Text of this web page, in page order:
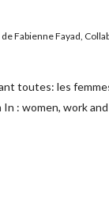
Fabienne Fayad
toutes: les
In : women, work